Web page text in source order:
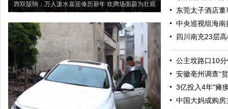
西双版纳：万人泼水喜迎傣历新年 欢腾场面蔚为壮观
东莞太子酒店
中央巡视组海
四川南充23层
公主坟路口10
安徽亳州调查“
3亿投入4年"瘫
中国大妈成购